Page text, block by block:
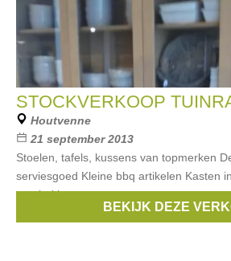
STOCKVERKOOP
Houtvenne
21 september 2013
Stoelen, tafels, kussens van topmerken
serviesgoed Kleine bbq artikelen Kasten
meubeltjes
serax,Manutti,Fermob,
BEKIJK DEZE